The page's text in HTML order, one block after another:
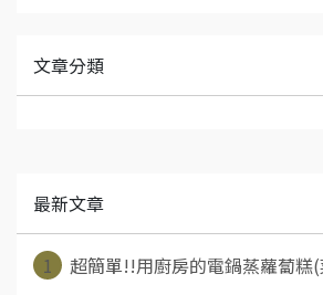
文章分類
最新文章
1
超簡單!!用廚房的電鍋蒸蘿蔔糕